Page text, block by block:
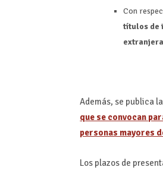
Con
títulos de
extranjera
Además, se publica la
que se convocan
personas mayores
Los plazos de